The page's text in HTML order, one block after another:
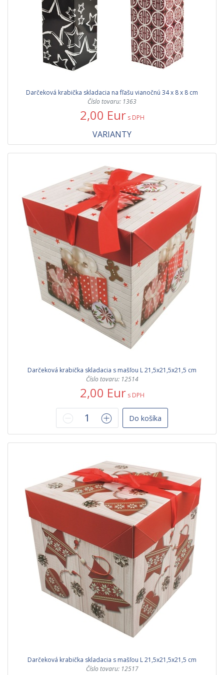
Darčeková krabička skladacia na fľašu vianočnú 34 x 8 x 8 cm
Číslo tovaru: 1363
2,00 Eur s DPH
VARIANTY
Darčeková krabička skladacia s mašľou L 21,5x21,5x21,5 cm
Číslo tovaru: 12514
2,00 Eur s DPH
Do košíka
Darčeková krabička skladacia s mašľou L 21,5x21,5x21,5 cm
Číslo tovaru: 12517